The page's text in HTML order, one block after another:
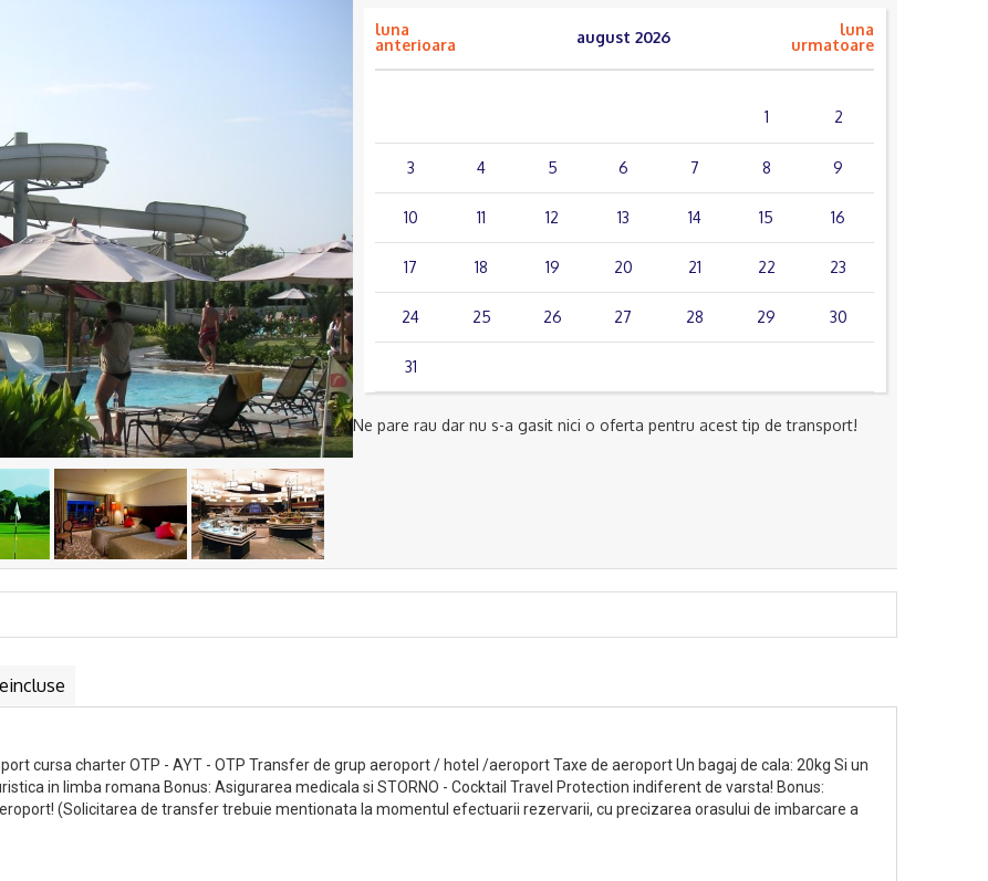
luna
anterioara
august 2026
luna
urmatoare
1
2
3 4 5 6 7 8 9
10 11 12 13 14 15 16
17 18 19 20 21 22 23
24 25 26 27 28 29 30
31
Ne pare rau dar nu s-a gasit nici o oferta pentru acest tip de transport!
cursa charter OTP - AYT - OTP Transfer de grup aeroport / hotel /aeroport Taxe de aeroport Un bagaj de cala: 20kg Si un
in limba romana Bonus: Asigurarea medicala si STORNO - Cocktail Travel Protection indiferent de varsta! Bonus:
(Solicitarea de transfer trebuie mentionata la momentul efectuarii rezervarii, cu precizarea orasului de imbarcare a